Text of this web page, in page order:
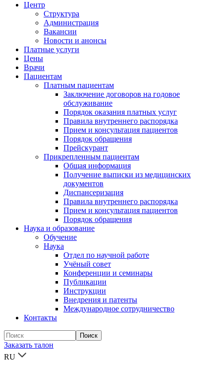
Центр
Структура
Администрация
Вакансии
Новости и анонсы
Платные услуги
Цены
Врачи
Пациентам
Платным пациентам
Заключение договоров на годовое
обслуживание
Порядок оказания платных услуг
Правила внутреннего распорядка
Прием и консультация пациентов
Порядок обращения
Прейскурант
Прикрепленным пациентам
Общая информация
Получение выписки из медицинских
документов
Диспансеризация
Правила внутреннего распорядка
Прием и консультация пациентов
Порядок обращения
Наука и образование
Обучение
Наука
Отдел по научной работе
Учёный совет
Конференции и семинары
Публикации
Инструкции
Внедрения и патенты
Международное сотрудничество
Контакты
Заказать талон
RU